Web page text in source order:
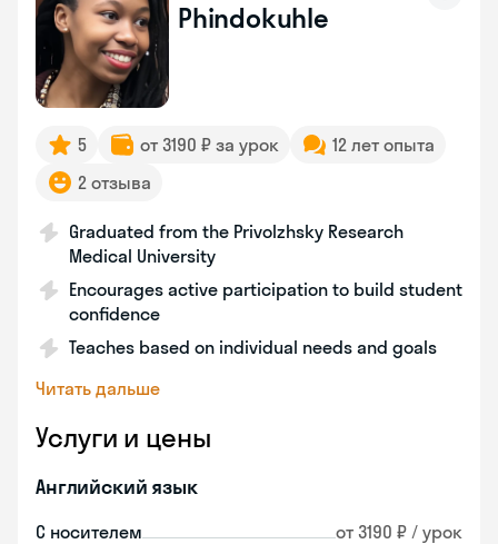
Phindokuhle
5 от 3190 ₽ за урок
12 лет опыта
2 отзыва
Graduated from the Privolzhsky Research
Medical University
Encourages active participation to build student
confidence
Teaches based on individual needs and goals
Читать дальше
Услуги и цены
Английский язык
С носителем от 3190 ₽ / урок